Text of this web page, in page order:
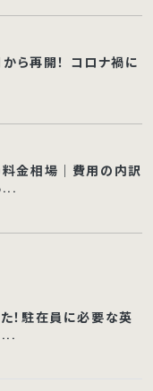
ら再開！ コロナ禍に
金相場｜費用の内訳
...
！駐在員に必要な英
...